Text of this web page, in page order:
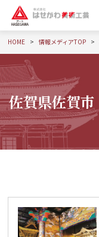
HOME 情報メディアTOP
佐賀県佐賀市